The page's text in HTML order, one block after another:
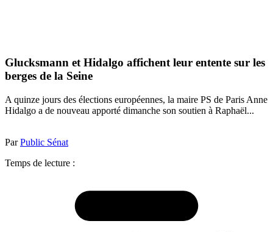
Glucksmann et Hidalgo affichent leur entente sur les
berges de la Seine
A quinze jours des élections européennes, la maire PS de Paris Anne
Hidalgo a de nouveau apporté dimanche son soutien à Raphaël...
ParPublic Sénat
Temps de lecture :